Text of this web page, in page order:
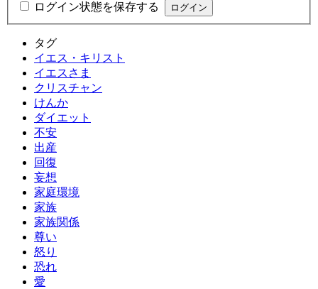
ログイン状態を保存する
タグ
イエス・キリスト
イエスさま
クリスチャン
けんか
ダイエット
不安
出産
回復
妄想
家庭環境
家族
家族関係
尊い
怒り
恐れ
愛